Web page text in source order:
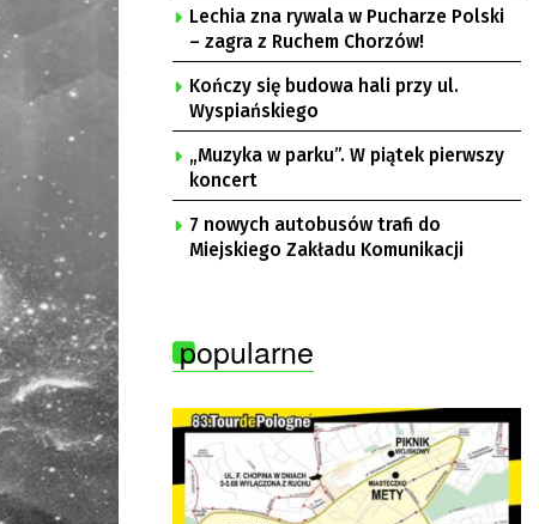
Lechia zna rywala w Pucharze Polski
– zagra z Ruchem Chorzów!
Kończy się budowa hali przy ul.
Wyspiańskiego
„Muzyka w parku”. W piątek pierwszy
koncert
7 nowych autobusów trafi do
Miejskiego Zakładu Komunikacji
popularne